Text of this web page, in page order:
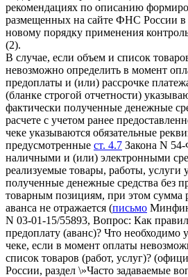
рекомендациях по описанию
размещенных на сайте ФНС России в
новому порядку применения
(2).
В случае, если объем и список
невозможно определить в момент
предоплаты и (или) рассрочке
(бланке строгой отчетности)
фактически полученные денежные
расчете с учетом ранее
чеке указываются обязательные
предусмотренные ст. 4.7 Закона N
наличными и (или) электронными
реализуемые товары, работы, услуги
полученные денежные средства без
товарным позициям, при этом сумма
аванса не отражается (письмо
N 03-01-15/55893, Вопрос: Как
предоплату (аванс)? Что необходимо
чеке, если в момент оплаты
список товаров (работ, услуг)?
России, раздел \»Часто задаваемые